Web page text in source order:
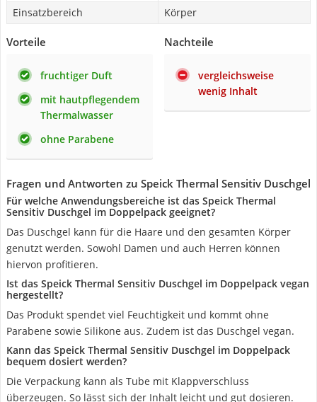
Einsatzbereich Körper
Vorteile
fruchtiger Duft
mit hautpflegendem
Thermalwasser
ohne Parabene
Nachteile
vergleichsweise
wenig Inhalt
Fragen und Antworten zu Speick Thermal Sensitiv Duschgel
Für welche Anwendungsbereiche ist das Speick Thermal
Sensitiv Duschgel im Doppelpack geeignet?
Das Duschgel kann für die Haare und den gesamten Körper
genutzt werden. Sowohl Damen und auch Herren können
hiervon profitieren.
Ist das Speick Thermal Sensitiv Duschgel im Doppelpack vegan
hergestellt?
Das Produkt spendet viel Feuchtigkeit und kommt ohne
Parabene sowie Silikone aus. Zudem ist das Duschgel vegan.
Kann das Speick Thermal Sensitiv Duschgel im Doppelpack
bequem dosiert werden?
Die Verpackung kann als Tube mit Klappverschluss
überzeugen. So lässt sich der Inhalt leicht und gut dosieren.